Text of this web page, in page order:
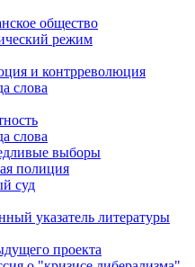
общество
режим
и контрреволюция
слова
слова
выборы
полиция
суд
указатель литературы
проекта